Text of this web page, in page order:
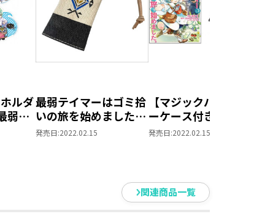
ルダ
弱テ
の旅
最弱テイマーはゴミ拾
いの旅を始めました。
マジックバッグ型キー
発売日:2022.02.15
【マジックバッグ型
ーケース付き】最弱
イマーはゴミ拾いの
発売日:2022.02.15
関連商品一覧